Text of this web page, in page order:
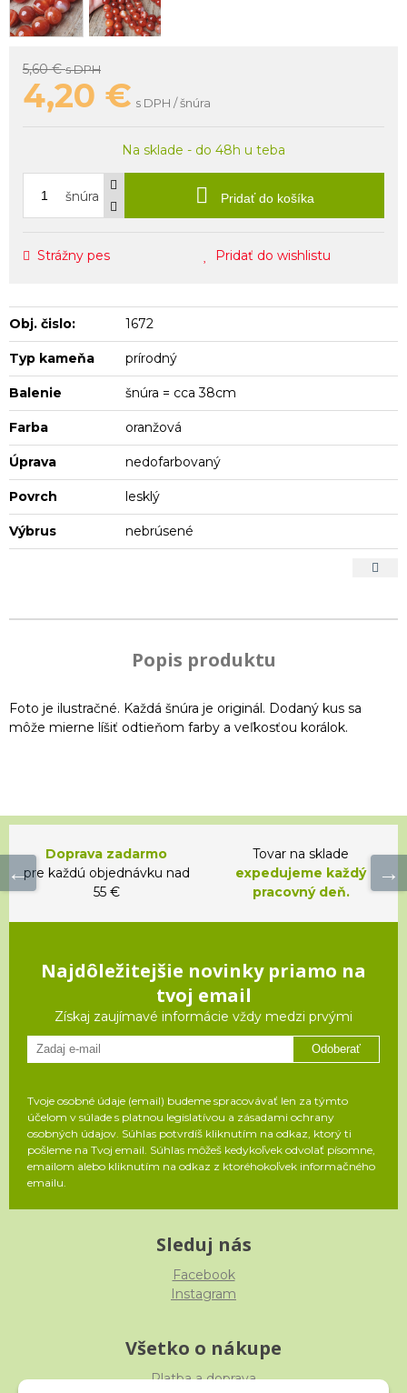
5,60 €s DPH
4,20 € s DPH / šnúra
Na sklade - do 48h u teba
šnúra Pridať do košíka
Strážny pes Pridať do wishlistu
Obj. čislo: 1672
Typ kameňa prírodný
Balenie šnúra = cca 38cm
Farba oranžová
Úprava nedofarbovaný
Povrch lesklý
Výbrus nebrúsené
Popis produktu
Foto je ilustračné. Každá šnúra je originál. Dodaný kus sa
môže mierne líšiť odtieňom farby a veľkosťou korálok.
Doprava zadarmo
pre každú objednávku nad
55 €
Tovar na sklade
expedujeme každý
pracovný deň.
Najdôležitejšie novinky priamo na
tvoj email
Získaj zaujímavé informácie vždy medzi prvými
Odoberať
Tvoje osobné údaje (email) budeme spracovávať len za týmto
účelom v súlade s platnou legislatívou a zásadami ochrany
osobných údajov. Súhlas potvrdíš kliknutím na odkaz, ktorý ti
pošleme na Tvoj email. Súhlas môžeš kedykoľvek odvolať písomne,
emailom alebo kliknutím na odkaz z ktoréhokoľvek informačného
emailu.
Sleduj nás
Facebook
Instagram
Všetko o nákupe
Platba a doprava